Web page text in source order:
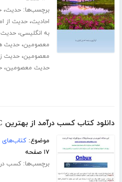
برچسب‌ها:حدیث،
احادیث،حدیث از
به انگلیسی،حدیث
معصومین،حدیث
معصومین،حدیث
حدیث معصومین،
دانلود کتاب کسب درآمد از بهترین PTC
موضوع:کتاب‌های
۱۷ صفحه
برچسب‌ها:کسب